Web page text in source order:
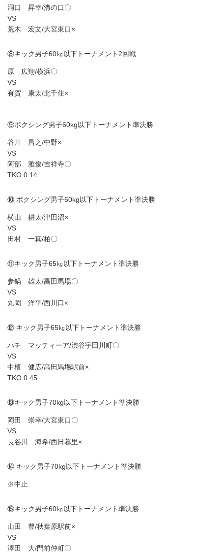
洞口 昇幸/溝の口〇
VS
荒木 宏文/大宮東口×
⑧キック男子60㎏以下トーナメント2回戦
原 広翔/横浜〇
VS
有賀 康太/北千住×
⑨ボクシング男子60kg以下トーナメント準決勝
谷川 昌之/中野×
VS
阿部 雅俊/吉祥寺〇
TKO 0:14
⑩ ボクシング男子60kg以下トーナメント準決勝
横山 耕太/津田沼×
VS
田村 一真/柏〇
⑪キック男子65㎏以下トーナメント準決勝
参鍋 雄太/高田馬場〇
VS
丸岡 洋平/西川口×
⑫ キック男子65㎏以下トーナメント準決勝
パチ マッティーア/渋谷宇田川町〇
VS
中植 健広/高田馬場駅前×
TKO 0:45
⑬キック男子70kg以下トーナメント準決勝
岡田 崇幸/大宮東口〇
VS
長谷川 海希/西日暮里×
⑭ キック男子70kg以下トーナメント準決勝
※中止
⑮キック男子60㎏以下トーナメント準決勝
山田 豊/秋葉原駅前×
VS
澤田 大/門前仲町〇